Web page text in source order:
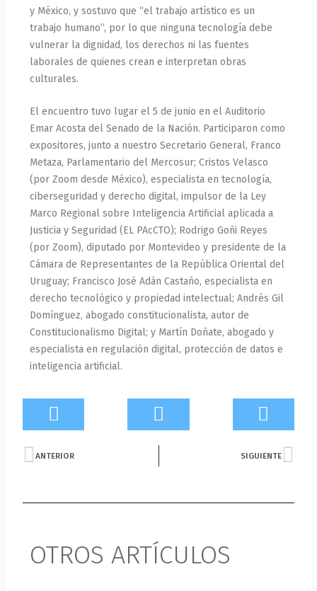
y México, y sostuvo que “el trabajo artístico es un
trabajo humano”, por lo que ninguna tecnología debe
vulnerar la dignidad, los derechos ni las fuentes
laborales de quienes crean e interpretan obras
culturales.
El encuentro tuvo lugar el 5 de junio en el Auditorio
Emar Acosta del Senado de la Nación. Participaron como
expositores, junto a nuestro Secretario General, Franco
Metaza, Parlamentario del Mercosur; Cristos Velasco
(por Zoom desde México), especialista en tecnología,
ciberseguridad y derecho digital, impulsor de la Ley
Marco Regional sobre Inteligencia Artificial aplicada a
Justicia y Seguridad (EL PAcCTO); Rodrigo Goñi Reyes
(por Zoom), diputado por Montevideo y presidente de la
Cámara de Representantes de la República Oriental del
Uruguay; Francisco José Adán Castaño, especialista en
derecho tecnológico y propiedad intelectual; Andrés Gil
Domínguez, abogado constitucionalista, autor de
Constitucionalismo Digital; y Martín Doñate, abogado y
especialista en regulación digital, protección de datos e
inteligencia artificial.
Prev
ANTERIOR SIGUIENTE
OTROS ARTÍCULOS